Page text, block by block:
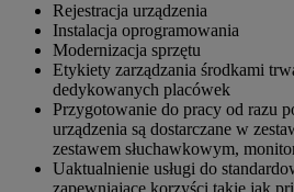
Rejestracja urządzenia
Instalacja oprogramowania
Modernizacja sprzętu
Etykiety zarządzania środkami
dedykowanych placówek
Przygotowanie do pracy od razu
urządzenia są dostarczane w
zestawem słuchawkowym,
Uaktualnienie usługi do